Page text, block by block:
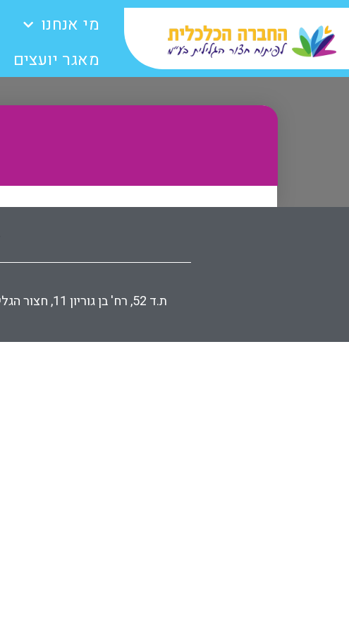
מי אנחנו
מאגר יועצים
ת.ד 52, רח' בן גוריון 11, חצור הגלילית | טל. 04-9070900 | פקס 04-9070904 | דוא״ל lishka@kalkalit-hatzor.com